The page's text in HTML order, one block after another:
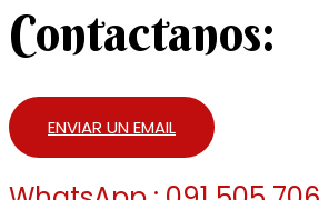
Contactanos:
ENVIAR UN EMAIL